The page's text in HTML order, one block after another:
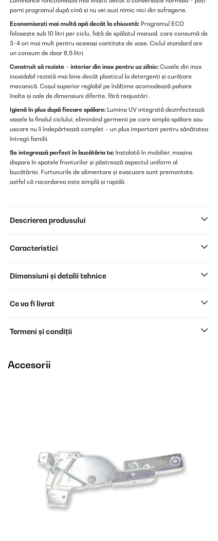
porni programul după cină și nu vei auzi nimic nici din sufragerie.
Economisești mai multă apă decât la chiuvetă: Programul ECO
folosește sub 10 litri per ciclu, față de spălatul manual, care consumă de
3–4 ori mai mult pentru aceeași cantitate de vase. Ciclul standard are
un consum de doar 6,5 litri.
Construit să reziste – interior din inox pentru uz zilnic: Cuvele din inox
inoxidabil rezistă mai bine decât plasticul la detergenți și curățare
mecanică. Coșul superior reglabil pe înălțime acomodează pahare
înalte și oale de dimensiuni diferite, fără reajustări.
Igienă în plus după fiecare spălare: Lumina UV integrată dezinfectează
vasele la finalul ciclului, eliminând germenii pe care simpla spălare sau
uscare nu îi îndepărtează complet – un plus important pentru sănătatea
întregii familii.
Se integrează perfect în bucătăria ta: Instalată în mobilier, mașina
dispare în spatele fronturilor și păstrează aspectul uniform al
bucătăriei. Furtunurile de alimentare și evacuare sunt premontate,
astfel că racordarea este simplă și rapidă.
Descrierea produsului
Caracteristici
Dimensiuni și detalii tehnice
Ce va fi livrat
Termeni și condiții
Accesorii